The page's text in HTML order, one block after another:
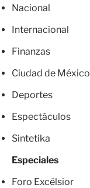
Nacional
Internacional
Finanzas
Ciudad de México
Deportes
Espectáculos
Sintetika
Especiales
Foro Excélsior